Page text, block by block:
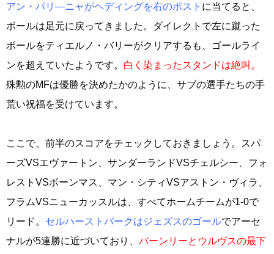
アン・パリ―ニャがヘディングを右のポスト に当てると、
ボールは足元に戻ってきました。ダイレクトで左に蹴った
ボールをティエルノ・バリーがクリアするも、ゴールライ
ンを超えていたようです。 白く染まったスタンドは絶叫。
殊勲のMFは優勝を決めたかのように、サブの選手たちの手
荒い祝福を受けています。
ここで、前半のスコアをチェックしておきましょう。スパ
ーズVSエヴァートン、サンダーランドVSチェルシー、フォ
レストVSボーンマス、マン・シティVSアストン・ヴィラ、
フラムVSニューカッスルは、すべてホームチームが1-0で
リード。 セルハーストパークはジェズスのゴールでアーセ
ナルが5連勝に近づいており、 バーンリーとウルヴスの最下